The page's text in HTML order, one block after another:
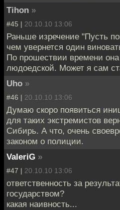
Tihon »
#45 | 20.10.10 13:06
Раньше изречение "Пусть
чем увернется один
По прошествии времени
людоедской. Может я сам
Uho »
#46 | 20.10.10 13:06
Думаю скоро появиться
для таких экстремистов
Сибирь. А что, очень
законом о полиции.
ValeriG »
#47 | 20.10.10 13:06
ответственность за
государством?
какая наивность...